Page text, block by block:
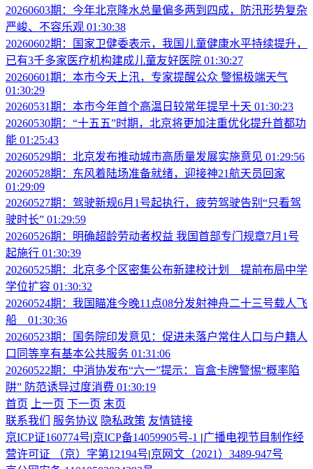
20260603期：今年北京降水总量偏多两到四成，防汛形势复杂
严峻、不容乐观 01:30:38
20260602期：国家卫健委表示，我国儿童健康水平持续提升，
已有3千多家医疗机构建成儿童友好医院 01:30:27
20260601期：本市今天上汛，专家提醒公众 警惕极端天气
01:30:29
20260531期：本市今年首个高温日较常年提早十天 01:30:23
20260530期：“十五五”时期，北京将更加注重优化提升首都功
能 01:25:43
20260529期：北京发布推动城市高质量发展实施意见 01:29:56
20260528期：东风着陆场准备就绪，迎接神21航天员回家
01:29:09
20260527期：驾驶新规6月1号起执行，疲劳驾驶告别“只看驾
驶时长” 01:29:59
20260526期：明确超龄劳动者权益 我国首部专门规章7月1号
起施行 01:30:39
20260525期：北京多个区密集公布新建校计划 提前布局中学
学位扩容 01:30:32
20260524期：我国瞄准今晚11点08分发射神舟二十三号载人飞
船
01:30:36
20260523期：国务院印发意见：促进未落户常住人口与户籍人
口同等享有基本公共服务 01:31:06
20260522期：中消协发布“六一”提示：盲盒卡牌警惕“概率陷
阱” 防范诱导过度消费 01:30:19
首页
上一页 下一页 末页
联系我们
服务协议 隐私政策 友情链接
京ICP证160774号|京ICP备14059905号-1 |广播电视节目制作经
营许可证 （京）字第12194号|京网文（2021）3489-947号